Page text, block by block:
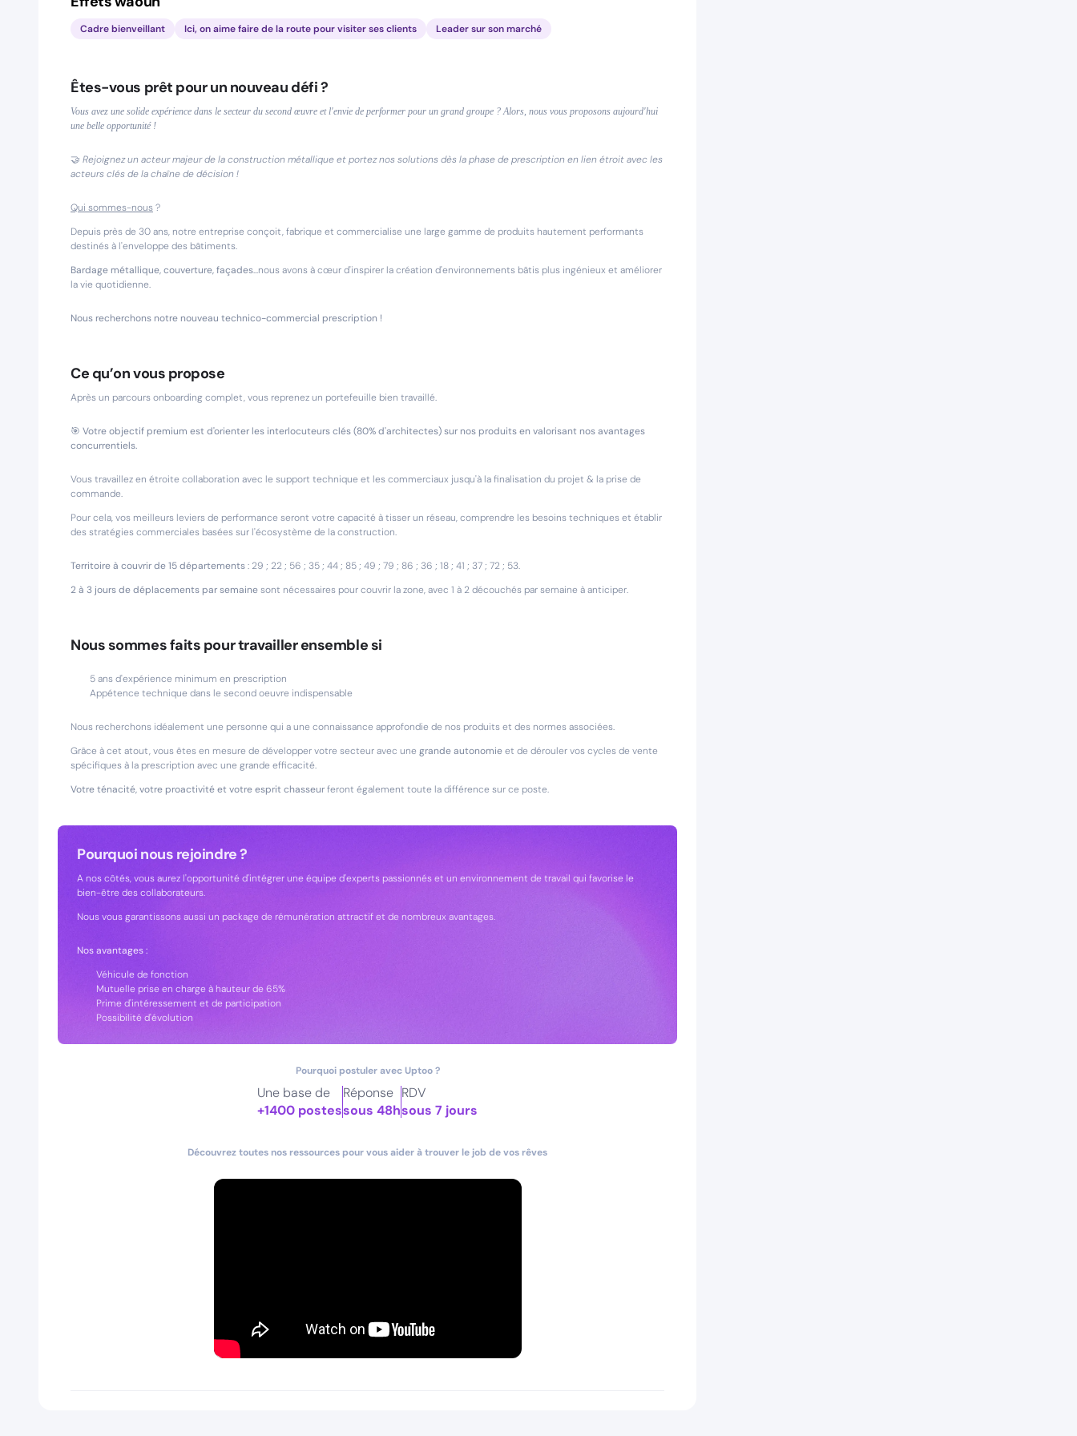
Cadre bienveillant Ici, on aime faire de la route pour visiter ses clients Leader sur son marché
Êtes-vous prêt pour un nouveau défi ?
Vous avez une solide expérience dans le secteur du second œuvre et l'envie de performer pour un grand groupe ? Alors, nous vous proposons aujourd'hui
une belle opportunité !
🤝Rejoignez un acteur majeur de la construction métallique et portez nos solutions dès la phase de prescription en lien étroit avec les
acteurs clés de la chaîne de décision !
Qui sommes-nous?
Depuis près de 30 ans, notre entreprise conçoit, fabrique et commercialise une large gamme de produits hautement performants
destinés à l'enveloppe des bâtiments.
Bardage métallique, couverture, façades...nous avons à cœur d'inspirer la création d'environnements bâtis plus ingénieux et améliorer
la vie quotidienne.
Nous recherchons notre nouveau technico-commercial prescription !
Ce qu’on vous propose
Après un parcours onboarding complet, vous reprenez un portefeuille bien travaillé.
🎯 Votre objectif premium est d'orienter les interlocuteurs clés (80% d'architectes) sur nos produits en valorisant nos avantages
concurrentiels.
Vous travaillez en étroite collaboration avec le support technique et les commerciaux jusqu'à la finalisation du projet & la prise de
commande.
Pour cela, vos meilleurs leviers de performance seront votre capacité à tisser un réseau, comprendre les besoins techniques et établir
des stratégies commerciales basées sur l'écosystème de la construction.
Territoire à couvrir de 15 départements: 29 ; 22 ; 56 ; 35 ; 44 ; 85 ; 49 ; 79 ; 86 ; 36 ; 18 ; 41 ; 37 ; 72 ; 53.
2 à 3 jours de déplacements par semainesont nécessaires pour couvrir la zone, avec 1 à 2 découchés par semaine à anticiper.
Nous sommes faits pour travailler ensemble si
5 ans d'expérience minimum en prescription
Appétence technique dans le second oeuvre indispensable
Nous recherchons idéalement une personne qui a une connaissance approfondie de nos produits et des normes associées.
Grâce à cet atout, vous êtes en mesure de développer votre secteur avec une grande autonomieet de dérouler vos cycles de vente
spécifiques à la prescription avec une grande efficacité.
Votre ténacité, votre proactivité et votre esprit chasseurferont également toute la différence sur ce poste.
Pourquoi nous rejoindre ?
A nos côtés, vous aurez l'opportunité d'intégrer une équipe d'experts passionnés et un environnement de travail qui favorise le
bien-être des collaborateurs.
Nous vous garantissons aussi un package de rémunération attractif et de nombreux avantages.
Nos avantages :
Véhicule de fonction
Mutuelle prise en charge à hauteur de 65%
Prime d'intéressement et de participation
Possibilité d'évolution
Pourquoi postuler avec Uptoo ?
Une base de
+1400 postes
Réponse
sous 48h
RDV
sous 7 jours
Découvrez toutes nos ressources pour vous aider à trouver le job de vos rêves